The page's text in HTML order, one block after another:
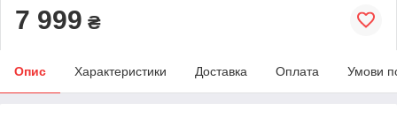
7 999 ₴
Опис Характеристики Доставка Оплата Умови